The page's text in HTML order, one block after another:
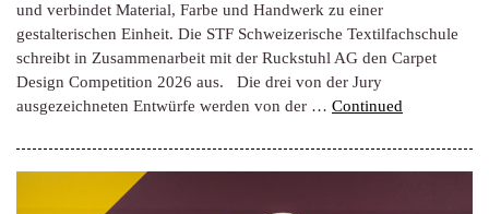
und verbindet Material, Farbe und Handwerk zu einer
gestalterischen Einheit. Die STF Schweizerische Textilfachschule
schreibt in Zusammenarbeit mit der Ruckstuhl AG den Carpet
Design Competition 2026 aus. Die drei von der Jury
ausgezeichneten Entwürfe werden von der … Continued